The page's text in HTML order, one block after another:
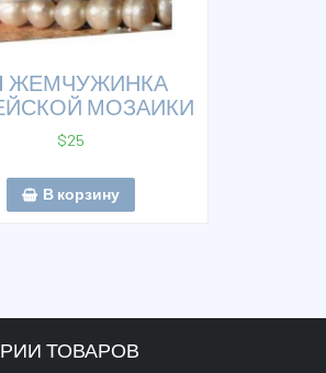
ЖЕМЧУЖИНКА
МОЗАИКИ
$25
В корзину
ТОВАРОВ